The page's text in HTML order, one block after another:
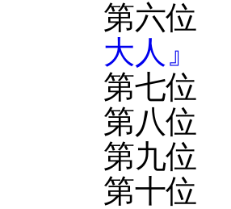
第六位
大人』
第七位
第八位
第九位
第十位